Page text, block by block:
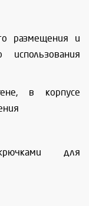
размещения и
использования
в корпусе
для